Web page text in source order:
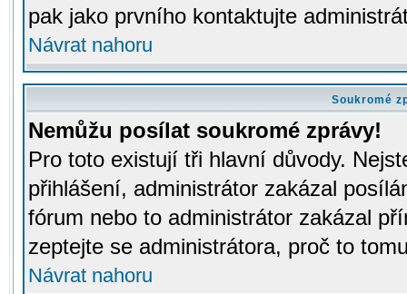
pak jako prvního kontaktujte
Návrat nahoru
Soukromé
Nemůžu posílat soukromé zprávy!
Pro toto existují tři hlavní důvody.
přihlášení, administrátor zakázal
fórum nebo to administrátor zakázal
zeptejte se administrátora, proč to
Návrat nahoru